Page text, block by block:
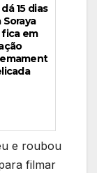
15 dias
Soraya
em
e roubou
filmar